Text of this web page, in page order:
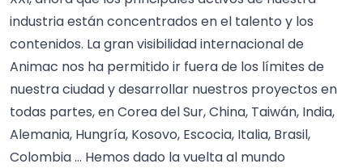
industria están concentrados en el talento y los
contenidos. La gran visibilidad internacional de
Animac nos ha permitido ir fuera de los límites de
nuestra ciudad y desarrollar nuestros proyectos en
todas partes, en Corea del Sur, China, Taiwán, India,
Alemania, Hungría, Kosovo, Escocia, Italia, Brasil,
Colombia … Hemos dado la vuelta al mundo